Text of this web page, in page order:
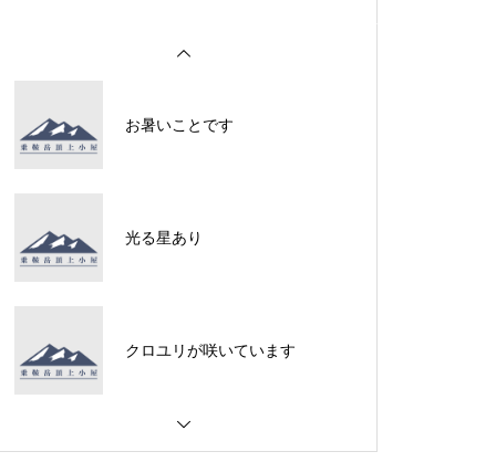
ライチョウは・・・・・
お暑いことです
光る星あり
クロユリが咲いています